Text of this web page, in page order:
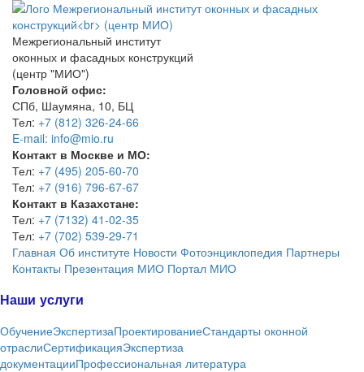
Межрегиональный институт
оконных и фасадных конструкций
(центр "МИО")
Головной офис:
СПб, Шаумяна, 10, БЦ
Тел: +7 (812) 326-24-66
E-mail: info@mio.ru
Контакт в Москве и МО:
Тел: +7 (495) 205-60-70
Тел: +7 (916) 796-67-67
Контакт в Казахстане:
Тел: +7 (7132) 41-02-35
Тел: +7 (702) 539-29-71
Главная Об институте Новости Фотоэнциклопедия Партнеры
Контакты Презентация МИО Портал МИО
Наши услуги
ОбучениеЭкспертизаПроектированиеСтандарты оконной
отраслиСертификацияЭкспертиза
документацииПрофессиональная литература